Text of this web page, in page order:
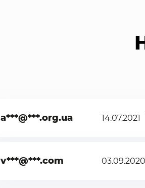
a***@***.org.ua 14.07.2021
v***@***.com 03.09.2020